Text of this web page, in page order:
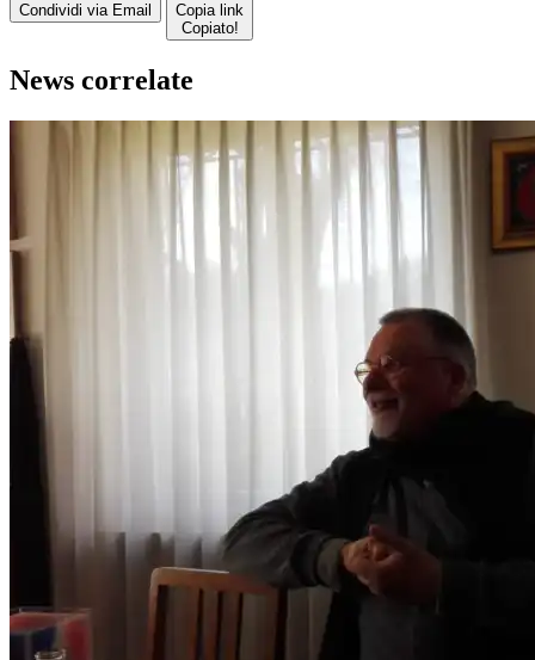
Condividi via Email
Copia link
Copiato!
News correlate